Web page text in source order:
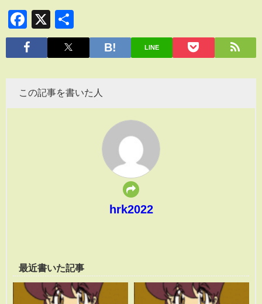
Facebook
X
有
LINE
この記事を書いた人
hrk2022
最近書いた記事